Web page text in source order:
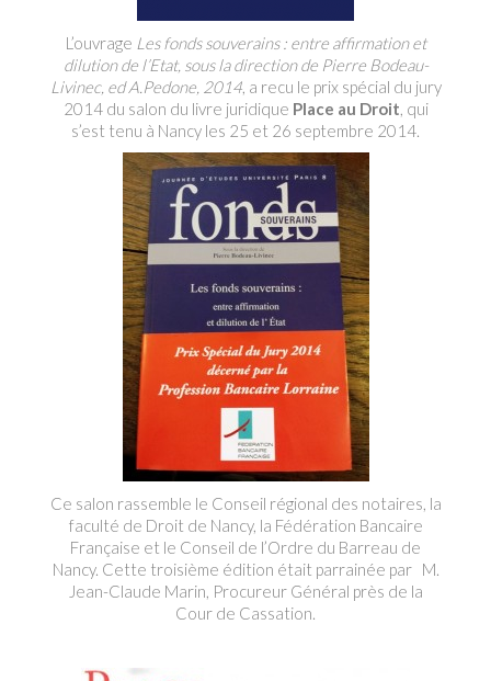
L’ouvrage Les fonds souverains : entre affirmation et
dilution de l’Etat, sous la direction de Pierre Bodeau-
Livinec, ed A.Pedone, 2014, a recu le prix spécial du jury
2014 du salon du livre juridique Place au Droit, qui
s’est tenu à Nancy les 25 et 26 septembre 2014.
Ce salon rassemble le Conseil régional des notaires, la
faculté de Droit de Nancy, la Fédération Bancaire
Française et le Conseil de l’Ordre du Barreau de
Nancy. Cette troisième édition était parrainée par M.
Jean-Claude Marin, Procureur Général près de la
Cour de Cassation.